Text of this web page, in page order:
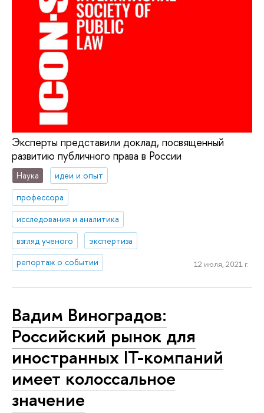
Эксперты представили доклад, посвященный
развитию публичного права в России
Наука
идеи и опыт
профессора
исследования и аналитика
взгляд ученого
экспертиза
репортаж о событии
12 июля, 2021 г.
Вадим Виноградов:
Российский рынок для
иностранных IT-компаний
имеет колоссальное
значение